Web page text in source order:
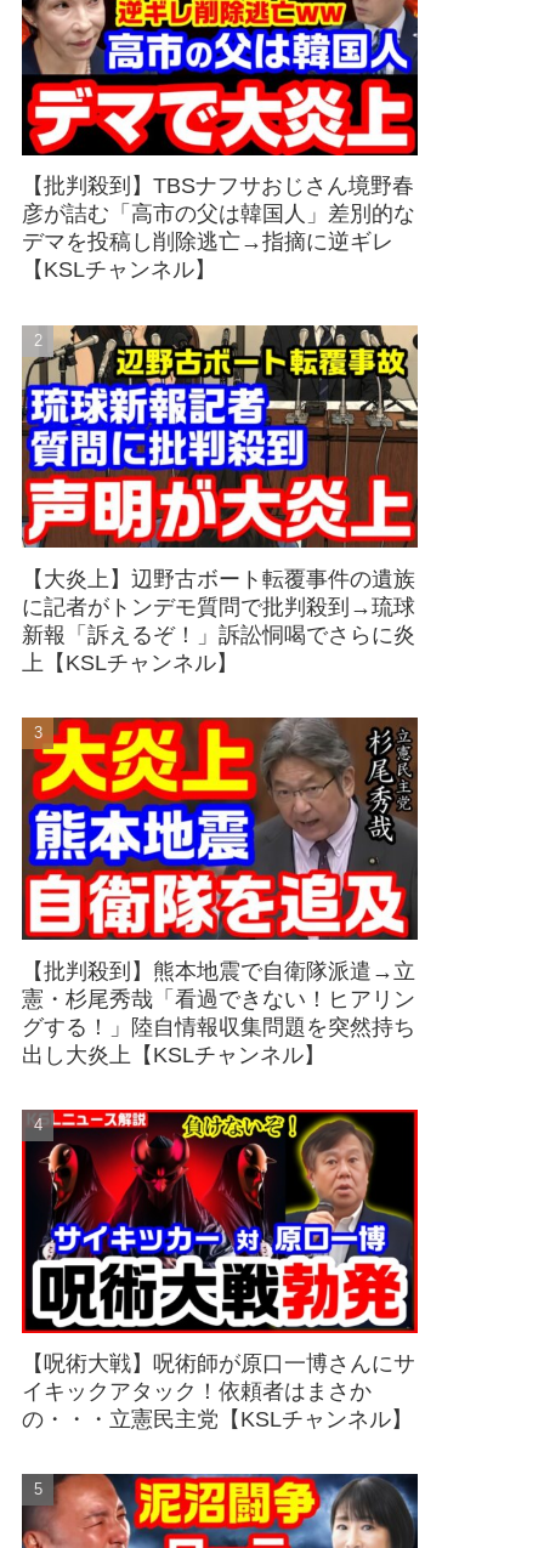
【批判殺到】TBSナフサおじさん境野春
彦が詰む「高市の父は韓国人」差別的な
デマを投稿し削除逃亡→指摘に逆ギレ
【KSLチャンネル】
【大炎上】辺野古ボート転覆事件の遺族
に記者がトンデモ質問で批判殺到→琉球
新報「訴えるぞ！」訴訟恫喝でさらに炎
上【KSLチャンネル】
【批判殺到】熊本地震で自衛隊派遣→立
憲・杉尾秀哉「看過できない！ヒアリン
グする！」陸自情報収集問題を突然持ち
出し大炎上【KSLチャンネル】
【呪術大戦】呪術師が原口一博さんにサ
イキックアタック！依頼者はまさか
の・・・立憲民主党【KSLチャンネル】